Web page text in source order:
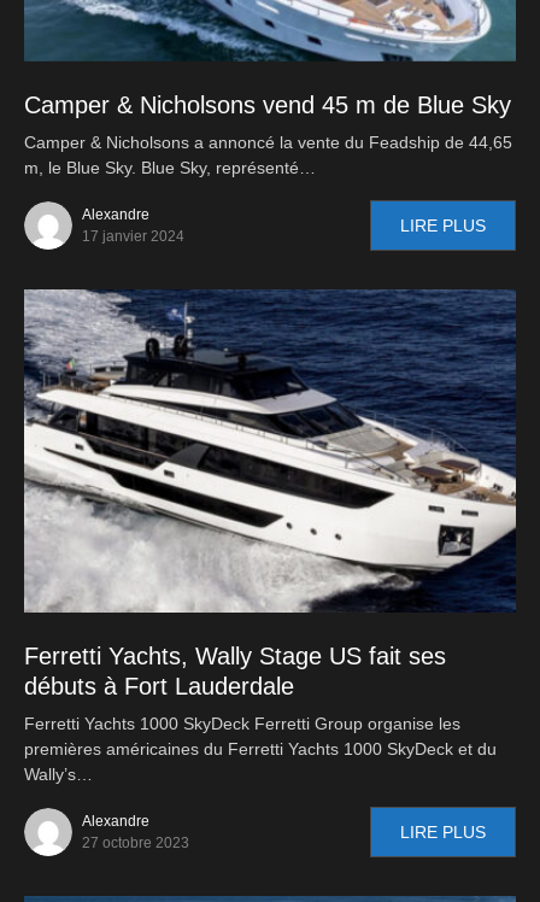
Camper & Nicholsons vend 45 m de Blue Sky
Camper & Nicholsons a annoncé la vente du Feadship de 44,65
m, le Blue Sky. Blue Sky, représenté…
Alexandre
17 janvier 2024
LIRE PLUS
Ferretti Yachts, Wally Stage US fait ses
débuts à Fort Lauderdale
Ferretti Yachts 1000 SkyDeck Ferretti Group organise les
premières américaines du Ferretti Yachts 1000 SkyDeck et du
Wally’s…
Alexandre
27 octobre 2023
LIRE PLUS